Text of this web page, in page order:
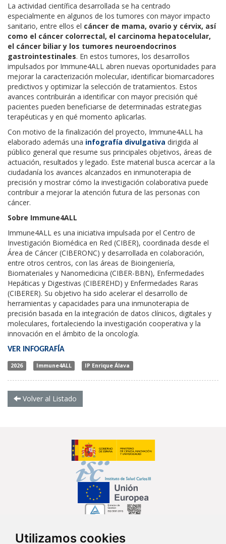
Utilizamos cookies
La actividad científica desarrollada se ha centrado
especialmente en algunos de los tumores con mayor impacto
sanitario, entre ellos el cáncer de mama, ovario y cérvix, así
como el cáncer colorrectal, el carcinoma hepatocelular,
el cáncer biliar y los tumores neuroendocrinos
gastrointestinales. En estos tumores, los desarrollos
impulsados por Immune4ALL abren nuevas oportunidades para
mejorar la caracterización molecular, identificar biomarcadores
predictivos y optimizar la selección de tratamientos. Estos
avances contribuirán a identificar con mayor precisión qué
pacientes pueden beneficiarse de determinadas estrategias
terapéuticas y en qué momento aplicarlas.
Con motivo de la finalización del proyecto, Immune4ALL ha
elaborado además una infografía divulgativa dirigida al
público general que resume sus principales objetivos, áreas de
actuación, resultados y legado. Este material busca acercar a la
ciudadanía los avances alcanzados en inmunoterapia de
precisión y mostrar cómo la investigación colaborativa puede
contribuir a mejorar la atención futura de las personas con
cáncer.
Sobre Immune4ALL
Immune4ALL es una iniciativa impulsada por el Centro de
Investigación Biomédica en Red (CIBER), coordinada desde el
Área de Cáncer (CIBERONC) y desarrollada en colaboración,
entre otros centros, con las áreas de Bioingeniería,
Biomateriales y Nanomedicina (CIBER-BBN), Enfermedades
Hepáticas y Digestivas (CIBEREHD) y Enfermedades Raras
(CIBERER). Su objetivo ha sido acelerar el desarrollo de
herramientas y capacidades para una inmunoterapia de
precisión basada en la integración de datos clínicos, digitales y
moleculares, fortaleciendo la investigación cooperativa y la
innovación en el ámbito de la oncología.
VER INFOGRAFÍA
2026 Immune4ALL IP Enrique Álava
Volver al Listado
Síguenos en...